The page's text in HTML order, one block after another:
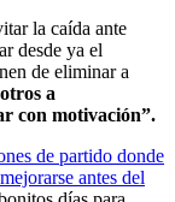
la caída ante
desde ya el
de eliminar a
a
con motivación”.
de partido donde
antes del